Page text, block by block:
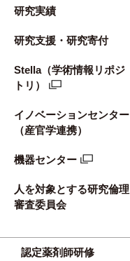
研究実績
研究支援・研究寄付
Stella（学術情報リポジ
トリ）
イノベーションセンター
（産官学連携）
機器センター
人を対象とする研究倫理
審査委員会
認定薬剤師研修